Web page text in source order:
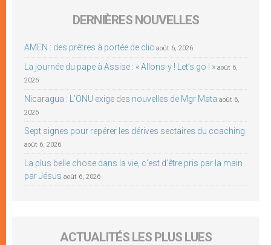
DERNIÈRES NOUVELLES
AMEN : des prêtres à portée de clic août 6, 2026
La journée du pape à Assise : « Allons-y ! Let’s go ! » août 6,
2026
Nicaragua : L’ONU exige des nouvelles de Mgr Mata août 6,
2026
Sept signes pour repérer les dérives sectaires du coaching
août 6, 2026
La plus belle chose dans la vie, c’est d’être pris par la main
par Jésus août 6, 2026
ACTUALITÉS LES PLUS LUES